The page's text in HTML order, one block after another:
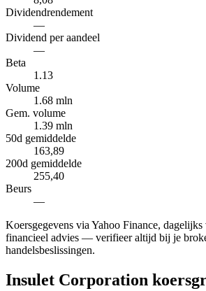
Dividendrendement
—
Dividend per aandeel
—
Beta
1.13
Volume
1.68 mln
Gem. volume
1.39 mln
50d gemiddelde
163,89
200d gemiddelde
255,40
Beurs
—
Koersgegevens via Yahoo Finance, dagelijks
financieel advies — verifieer altijd bij je
handelsbeslissingen.
Insulet Corporation